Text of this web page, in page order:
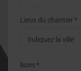
Lieux du chantier *
Nom *